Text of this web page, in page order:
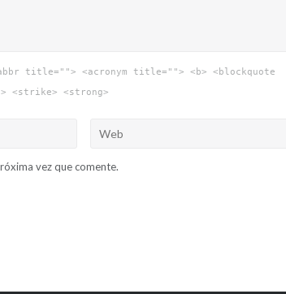
title=""> <acronym title=""> <b> <blockquote
<strike> <strong>
vez que comente.